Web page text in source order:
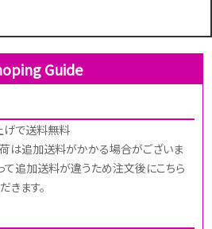
Guide
で送料無料
は追加送料がかかる場合がございま
て追加送料が違うため注文後にこちら
きます。